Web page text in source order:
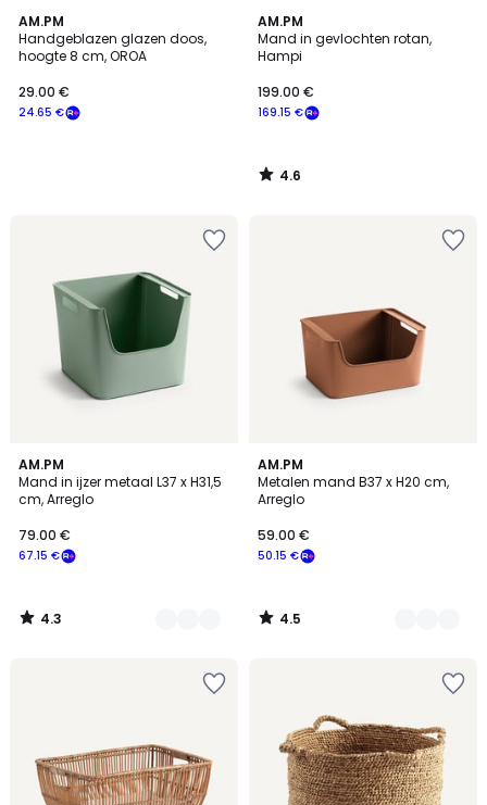
AM.PM
Handgeblazen glazen doos,
hoogte 8 cm, OROA
24.65 €
29.00 €
AM.PM
Mand in gevlochten rotan,
Hampi
169.15 €
199.00 €
4.6
/ 5
4.6
/
AM.PM
Mand in ijzer metaal L37 x H31,5
cm, Arreglo
67.15 €
79.00 €
4.3
/ 5
5
Kleuren
4.3
/
AM.PM
Metalen mand B37 x H20 cm,
Arreglo
50.15 €
59.00 €
4.5
/ 5
4
Kleuren
4.5
/